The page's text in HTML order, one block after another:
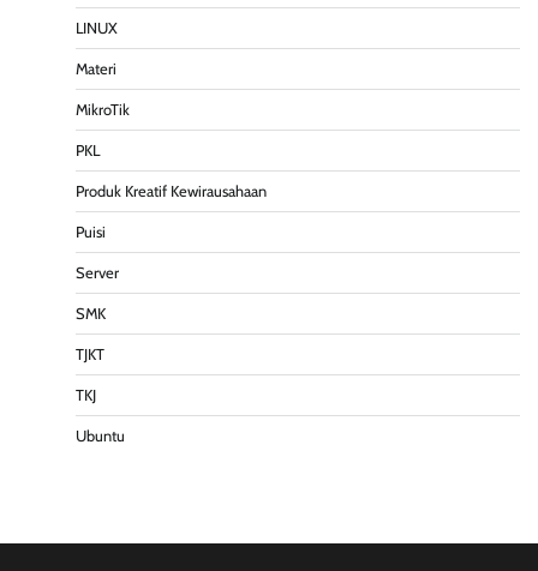
LINUX
Materi
MikroTik
PKL
Produk Kreatif Kewirausahaan
Puisi
Server
SMK
TJKT
TKJ
Ubuntu